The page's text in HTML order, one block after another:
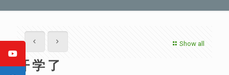
Show all
开 学 了